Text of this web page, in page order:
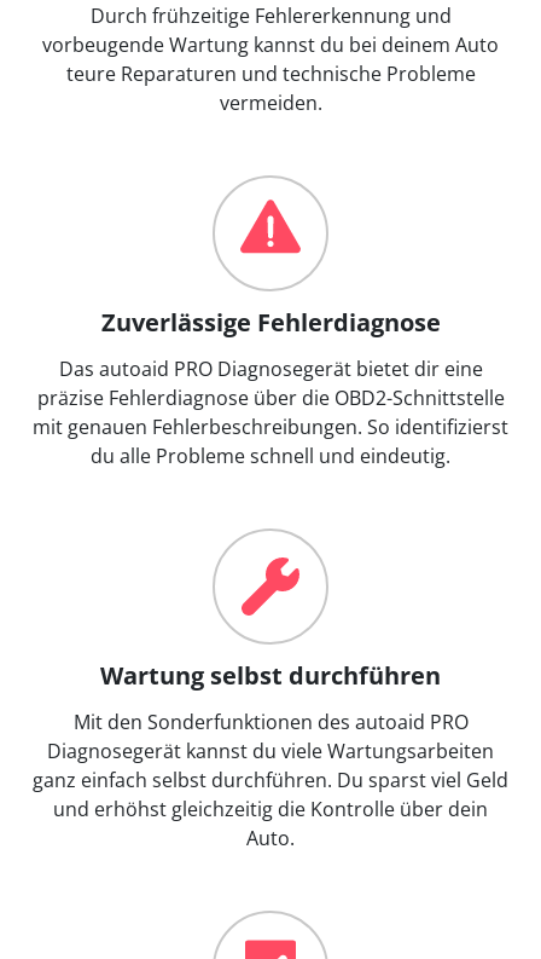
Durch frühzeitige Fehlererkennung und
vorbeugende Wartung kannst du bei deinem Auto
teure Reparaturen und technische Probleme
vermeiden.
Zuverlässige Fehlerdiagnose
Das autoaid PRO Diagnosegerät bietet dir eine
präzise Fehlerdiagnose über die OBD2-Schnittstelle
mit genauen Fehlerbeschreibungen. So identifizierst
du alle Probleme schnell und eindeutig.
Wartung selbst durchführen
Mit den Sonderfunktionen des autoaid PRO
Diagnosegerät kannst du viele Wartungsarbeiten
ganz einfach selbst durchführen. Du sparst viel Geld
und erhöhst gleichzeitig die Kontrolle über dein
Auto.